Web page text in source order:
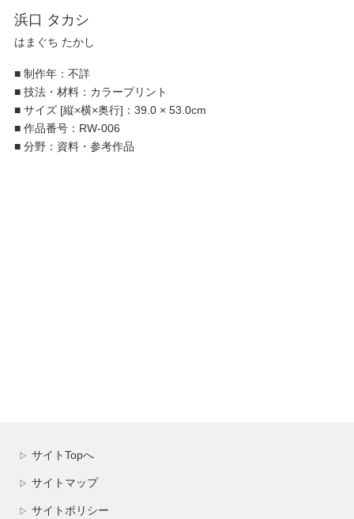
浜口 タカシ
はまぐち たかし
■ 制作年：不詳
■ 技法・材料：カラープリント
■ サイズ [縦×横×奥行]：39.0 × 53.0cm
■ 作品番号：RW-006
■ 分野：資料・参考作品
▷ サイトTopへ
▷ サイトマップ
▷ サイトポリシー